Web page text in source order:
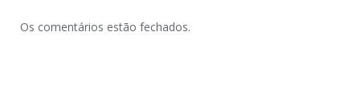
Os comentários estão fechados.